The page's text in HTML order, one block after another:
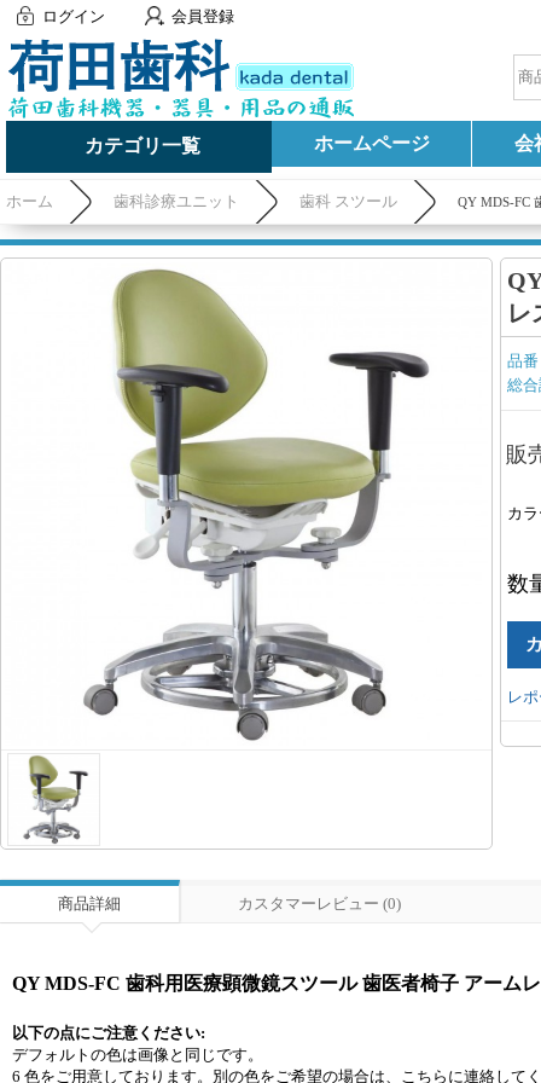
ログイン 会員登録
カテゴリ一覧 ホームページ 会
ホーム 歯科診療ユニット 歯科 スツール QY MDS-FC
レ
品
総
販
カ
数
レ
商品詳細 カスタマーレビュー (0)
QY MDS-FC 歯科用医療顕微鏡スツール 歯医者椅子 アーム
以下の点にご注意ください:
デフォルトの色は画像と同じです。
6 色をご用意しております。別の色をご希望の場合は、こちらに連絡して